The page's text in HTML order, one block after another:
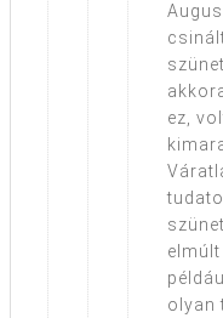
ez,
elmúlt
olyan